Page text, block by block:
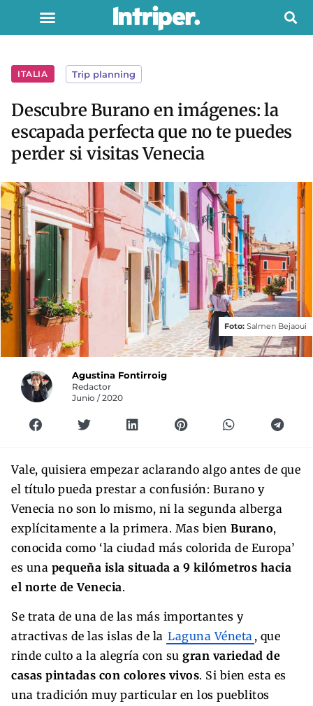
ITALIA Trip planning
Descubre Burano en imágenes: la
escapada perfecta que no te puedes
perder si visitas Venecia
Foto: Salmen Bejaoui
Agustina Fontirroig
Redactor
Junio / 2020
Vale, quisiera empezar aclarando algo antes de que
el título pueda prestar a confusión: Burano y
Venecia no son lo mismo, ni la segunda alberga
explícitamente a la primera. Mas bien Burano,
conocida como ‘la ciudad más colorida de Europa’
es una pequeña isla situada a 9 kilómetros hacia
el norte de Venecia.
Se trata de una de las más importantes y
atractivas de las islas de la Laguna Véneta , que
rinde culto a la alegría con su gran variedad de
casas pintadas con colores vivos. Si bien esta es
una tradición muy particular en los pueblitos